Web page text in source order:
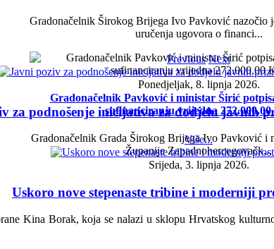
Gradonačelnik Širokog Brijega Ivo Pavković nazočio
uručenja ugovora o financi...
Gradonačelnik Pavković i ministar Širić
sufinanciranju vrijedna
Gradonačelnik Grada Širokog Brijega Ivo Pavković i
Županije Zapadnohercegovačk...
Previous Next
Ponedjeljak, 8. lipnja 2026.
za podnošenje inicijativa za dodjelu javnih
Više...
Srijeda, 3. lipnja 2026.
Uskoro nove stepenaste tribine i moderniji
Kina Borak, koja se nalazi u sklopu Hrvatskog